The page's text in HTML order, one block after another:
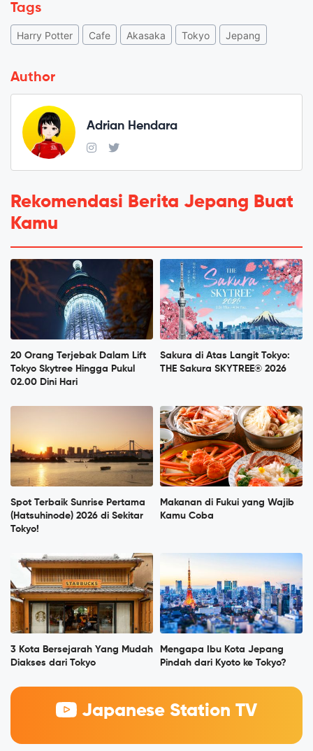
Tags
Harry Potter Cafe Akasaka Tokyo Jepang
Author
Adrian Hendara
Rekomendasi Berita Jepang Buat
Kamu
20 Orang Terjebak Dalam Lift
Tokyo Skytree Hingga Pukul
02.00 Dini Hari
Sakura di Atas Langit Tokyo:
THE Sakura SKYTREE® 2026
Spot Terbaik Sunrise Pertama
(Hatsuhinode) 2026 di Sekitar
Tokyo!
Makanan di Fukui yang Wajib
Kamu Coba
3 Kota Bersejarah Yang Mudah
Diakses dari Tokyo
Mengapa Ibu Kota Jepang
Pindah dari Kyoto ke Tokyo?
Japanese Station TV